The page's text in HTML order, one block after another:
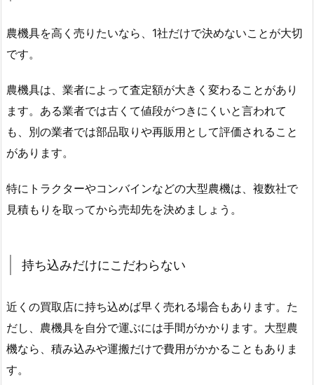
農機具を高く売りたいなら、1社だけで決めないことが大切
です。
農機具は、業者によって査定額が大きく変わることがあり
ます。ある業者では古くて値段がつきにくいと言われて
も、別の業者では部品取りや再販用として評価されること
があります。
特にトラクターやコンバインなどの大型農機は、複数社で
見積もりを取ってから売却先を決めましょう。
持ち込みだけにこだわらない
近くの買取店に持ち込めば早く売れる場合もあります。た
だし、農機具を自分で運ぶには手間がかかります。大型農
機なら、積み込みや運搬だけで費用がかかることもありま
す。